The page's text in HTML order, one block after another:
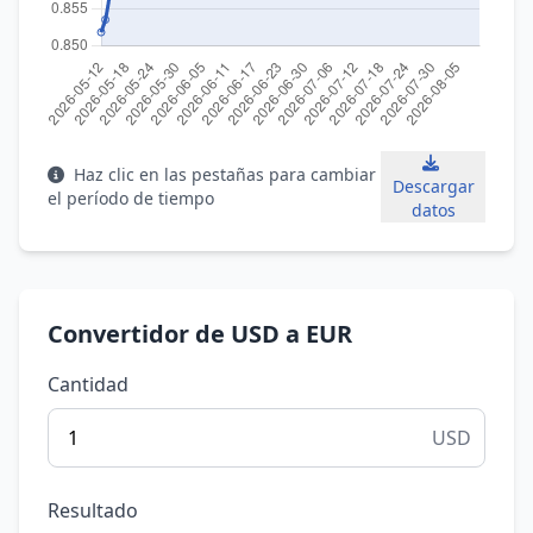
Haz clic en las pestañas para cambiar
el período de tiempo
Descargar
datos
Convertidor de USD a EUR
Cantidad
USD
Resultado